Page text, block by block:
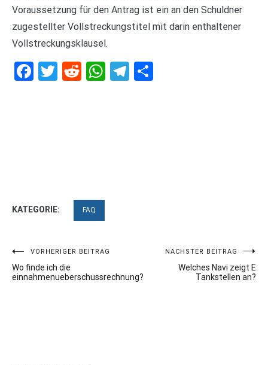
Voraussetzung für den Antrag ist ein an den Schuldner
zugestellter Vollstreckungstitel mit darin enthaltener
Vollstreckungsklausel.
Facebook
Twitter
RedditWhatsApp
Telegram
KATEGORIE: FAQ
Beitragsnavigation
VORHERIGER BEITRAG
Wo finde ich die
einnahmenueberschussrechnung?
NÄCHSTER BEITRAG
Welches Navi zeigt E
Tankstellen an?